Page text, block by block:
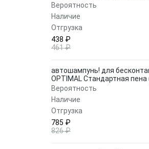
Вероятность
Наличие
Отгрузка
438 ₽
461 ₽
автошампунь! для
OPTIMAL Стандартная пена
Вероятность
Наличие
Отгрузка
785 ₽
826 ₽